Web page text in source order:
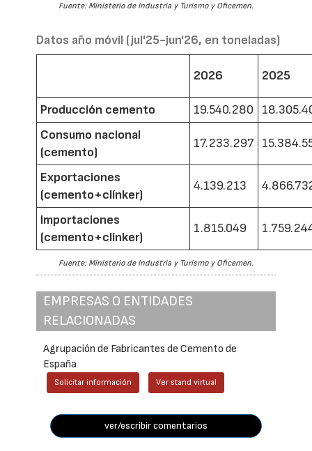
Fuente: Ministerio de Industria y Turismo y Oficemen.
Datos año móvil (jul'25-jun'26, en toneladas)
2026 2025
Producción cemento 19.540.280
Consumo nacional
(cemento)
17.233.297
Exportaciones
(cemento+clínker)
4.139.213
Importaciones
(cemento+clínker)
1.815.049
Fuente: Ministerio de Industria y Turismo y Oficemen.
EMPRESAS O ENTIDADES
RELACIONADAS
Agrupación de Fabricantes de Cemento de
España
Solicitar información Ver stand virtual
ver/escribir comentarios